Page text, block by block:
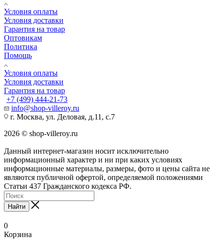
Условия оплаты
Условия доставки
Гарантия на товар
Оптовикам
Политика
Помощь
Условия оплаты
Условия доставки
Гарантия на товар
+7 (499) 444-21-73
info@shop-villeroy.ru
г. Москва, ул. Деловая, д.11, с.7
2026 © shop-villeroy.ru
Данный интернет-магазин носит исключительно
информационный характер и ни при каких условиях
информационные материалы, размеры, фото и цены сайта не
являются публичной офертой, определяемой положениями
Статьи 437 Гражданского кодекса РФ.
Найти
0
Корзина